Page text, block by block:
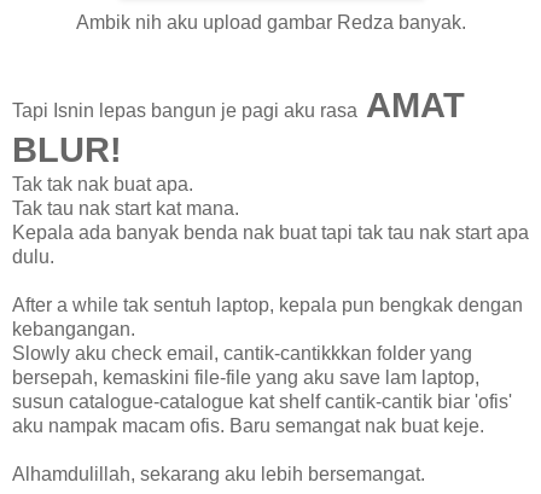
Ambik nih aku upload gambar Redza banyak.
Tapi Isnin lepas bangun je pagi aku rasa AMAT
BLUR!
Tak tak nak buat apa.
Tak tau nak start kat mana.
Kepala ada banyak benda nak buat tapi tak tau nak start apa
dulu.
After a while tak sentuh laptop, kepala pun bengkak dengan
kebangangan.
Slowly aku check email, cantik-cantikkkan folder yang
bersepah, kemaskini file-file yang aku save lam laptop,
susun catalogue-catalogue kat shelf cantik-cantik biar 'ofis'
aku nampak macam ofis. Baru semangat nak buat keje.
Alhamdulillah, sekarang aku lebih bersemangat.